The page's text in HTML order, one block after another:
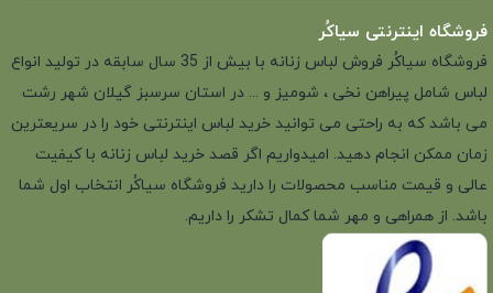
فروشگاه اینترنتی سیاکُر
فروشگاه سیاکُر فروش لباس زنانه با بیش از 35 سال سابقه در تولید انواع
لباس شامل پیراهن نخی ، شومیز و ... در استان سرسبز گیلان شهر رشت
می باشد که به راحتی می توانید خرید لباس اینترنتی خود را در سریعترین
زمان ممکن انجام دهید. امیدواریم اگر قصد خرید لباس زنانه با کیفیت
عالی و قیمت مناسب محصولات را دارید فروشگاه سیاکُر انتخاب اول شما
باشد. از همراهی و مهر شما کمال تشکر را داریم.